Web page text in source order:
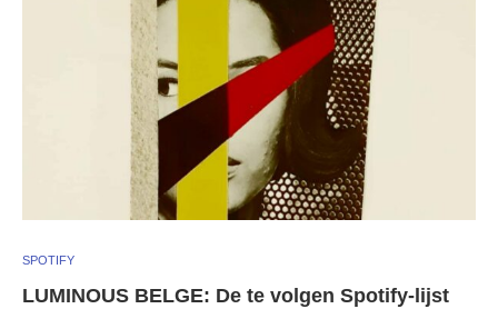
SPOTIFY
LUMINOUS BELGE: De te volgen Spotify-lijst